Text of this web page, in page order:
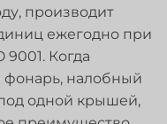
производит
ежегодно при
9001. Когда
фонарь, налобный
одной крышей,